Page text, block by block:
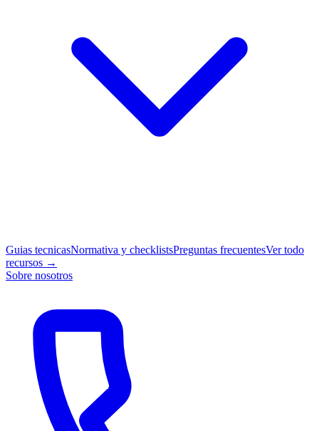
Guias tecnicasNormativa y checklistsPreguntas frecuentesVer todo
recursos →
Sobre nosotros